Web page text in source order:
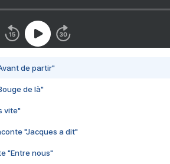
de partir"
de là"
vite"
"Jacques a dit"
"Entre nous"